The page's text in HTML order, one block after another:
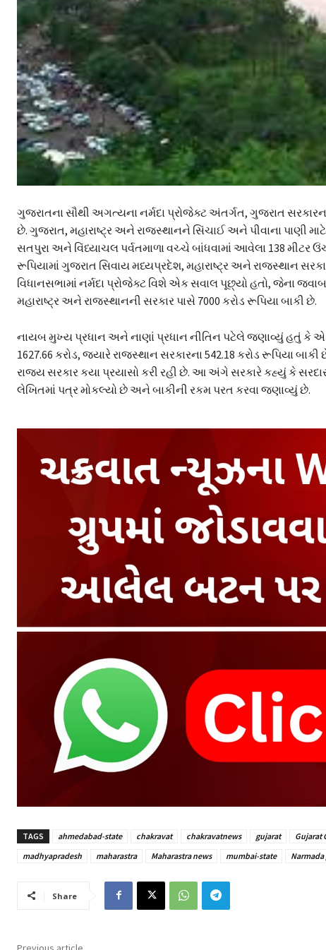
ગુજરાતના સૌથી અગત્યના નર્મદા પ્રોજેક્ટ અંતર્ગત, ગુજરાત
છે. ગુજરાત, મહારાષ્ટ્ર અને રાજસ્થાનને સિંચાઈ અને પીવાના પાણી
સતપુરા અને વિંધ્યાચલ પર્વતમાળા વચ્ચે બાંધવામાં આવેલા 138 મીટર
રૂપિયામાં ગુજરાત સિવાય મધ્યપ્રદેશ, મહારાષ્ટ્ર અને રાજસ્થાન
વિધાનસભામાં નર્મદા પ્રોજેક્ટ વિશે એક સવાલ પૂછ્યો હતો, જેના
મહારાષ્ટ્ર અને રાજસ્થાનની સરકાર પાસે 7000 કરોડ રૂપિયા બાકી છે.
નાયબ મુખ્ય પ્રધાન અને નાણાં પ્રધાન નીતિન પટેલે જણાવ્યું હતું કે
1627.66 કરોડ, જ્યારે રાજસ્થાન સરકારના 542.18 કરોડ રૂપિયા
રાજ્ય સરકાર કયા પ્રયાસો કરી રહી છે. આ અંગે સરકારે કહ્યું કે
લેખિતમાં પત્ર મોકલ્યો છે અને બાકીની રકમ પરત કરવા જણાવ્યું છે.
TAGS ahmedabad-state chakravat chakravatnews gujarat Gujarat
madhyapradesh
maharastra Maharastra news mumbai-state
Share